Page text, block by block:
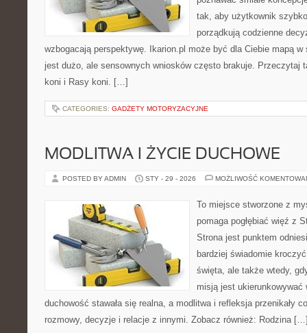
tak, aby użytkownik
porządkują codzienne
wzbogacają perspektywę. Ikarion.pl może być dla Ciebie mapą
jest dużo, ale sensownych wniosków często brakuje. Przeczytaj
koni i Rasy koni. […]
CATEGORIES: GADŻETY MOTORYZACYJNE
MODLITWA I ŻYCIE DUCHOWE
POSTED BY ADMIN STY - 29 - 2026 MOŻLIWOŚĆ
To miejsce stworzone z
pomaga pogłębiać więź z
Strona jest punktem
bardziej świadomie
święta, ale także wtedy,
misją jest ukierunkowywać
duchowość stawała się realna, a modlitwa i refleksja przenikały
rozmowy, decyzje i relacje z innymi. Zobacz również: Rodzina